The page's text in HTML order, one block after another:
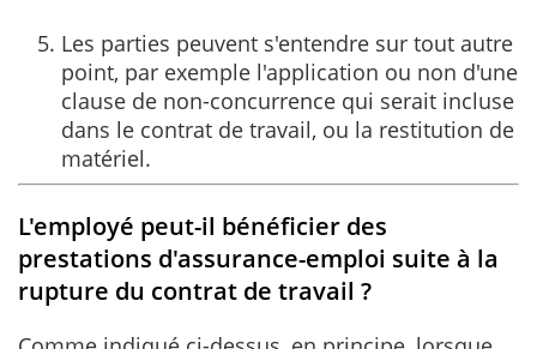
Les parties peuvent s'entendre sur tout autre
point, par exemple l'application ou non d'une
clause de non-concurrence qui serait incluse
dans le contrat de travail, ou la restitution de
matériel.
L'employé peut-il bénéficier des
prestations d'assurance-emploi suite à la
rupture du contrat de travail ?